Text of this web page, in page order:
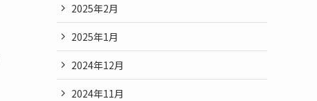
2025年2月
2025年1月
2024年12月
2024年11月